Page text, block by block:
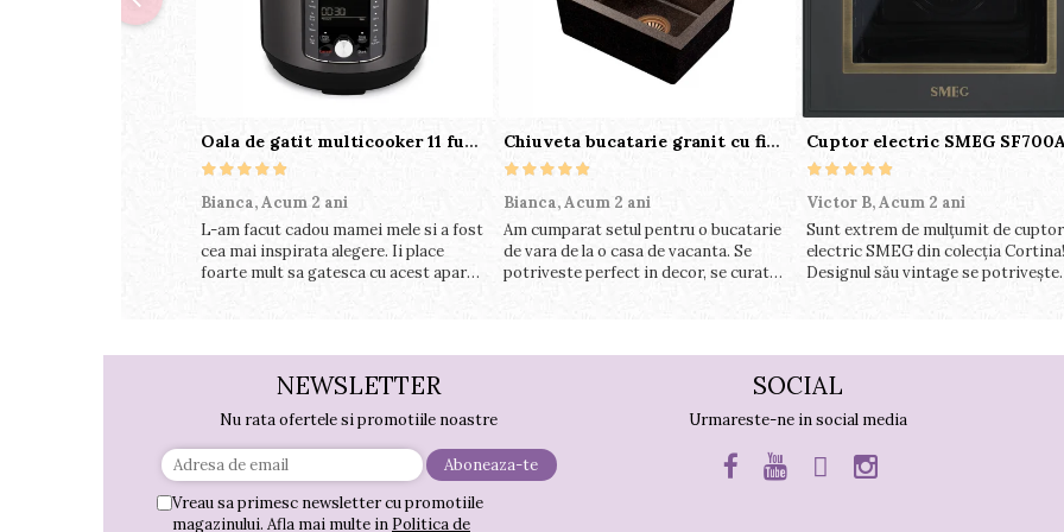
Oala de gatit multicooker 11 functii Instant Pot Pro Crisp 8 + Air Fryer 7.6 lt
Bianca,Acum 2 ani
L-am facut cadou mamei mele si a fost
cea mai inspirata alegere. Ii place
foarte mult sa gatesca cu acest aparat,
Chiuveta bucatarie granit cu finisaj negru perlat/cupru Steingran Art Copper cu dozator si baterie Quadron
Bianca,Acum 2 ani
Am cumparat setul pentru o bucatarie
de vara de la o casa de vacanta. Se
potriveste perfect in decor, se curata
Victor B,Acum 2 ani
Sunt extrem de mulțumit de
electric SMEG din colecția Cortina!
Designul său vintage se potrivește
NEWSLETTER
Nu rata ofertele si promotiile noastre
Vreau sa primesc newsletter cu promotiile
magazinului. Afla mai multe in Politica de
SOCIAL
Urmareste-ne in social media